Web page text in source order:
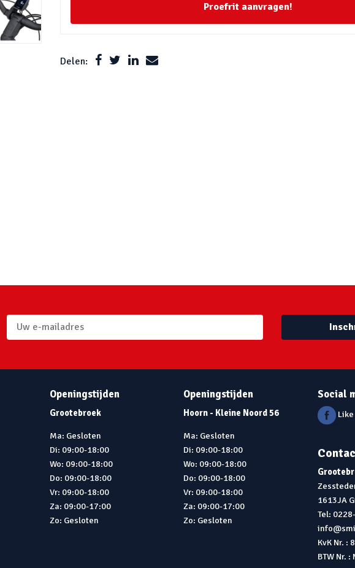
Proefrit aanvragen!
Delen:
Openingstijden
Grootebroek
Ma: Gesloten
Di: 09:00-18:00
Wo: 09:00-18:00
Do: 09:00-18:00
Vr: 09:00-18:00
Za: 09:00-17:00
Zo: Gesloten
Openingstijden
Hoorn - Kleine Noord 56
Ma: Gesloten
Di: 09:00-18:00
Wo: 09:00-18:00
Do: 09:00-18:00
Vr: 09:00-18:00
Za: 09:00-17:00
Zo: Gesloten
Social
Like
1613JA
Tel:
KvK Nr. :
BTW Nr.